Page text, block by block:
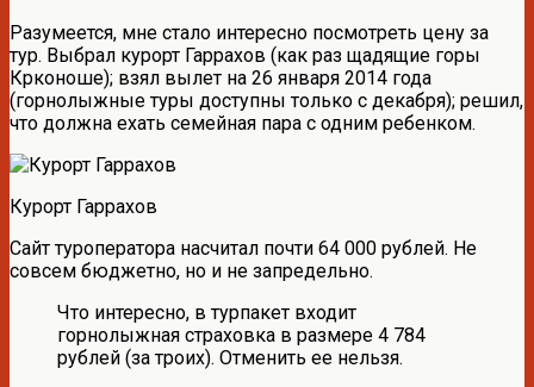
Разумеется, мне стало интересно посмотреть цену за
тур. Выбрал курорт Гаррахов (как раз щадящие горы
Крконоше); взял вылет на 26 января 2014 года
(горнолыжные туры доступны только с декабря); решил,
что должна ехать семейная пара с одним ребенком.
Курорт Гаррахов
Сайт туроператора насчитал почти 64 000 рублей. Не
совсем бюджетно, но и не запредельно.
Что интересно, в турпакет входит
горнолыжная страховка в размере 4 784
рублей (за троих). Отменить ее нельзя.